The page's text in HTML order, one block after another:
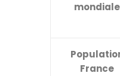
mondiale
France